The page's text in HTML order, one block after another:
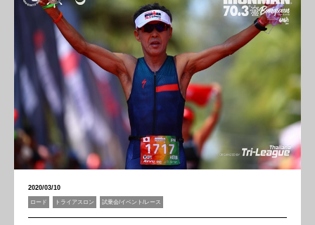
2020/03/10
ロード トライアスロン 試乗会/イベント/レース